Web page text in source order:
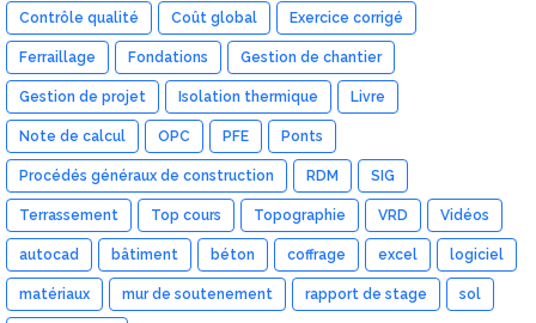
Contrôle qualité Coût global Exercice corrigé
Ferraillage Fondations Gestion de chantier
Gestion de projet Isolation thermique Livre
Note de calcul OPC PFE Ponts
Procédés généraux de construction RDM SIG
Terrassement Top cours Topographie VRD Vidéos
autocad bâtiment béton coffrage excel logiciel
matériaux mur de soutenement rapport de stage sol